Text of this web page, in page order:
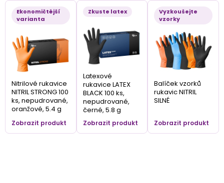
Ekonomičtější
varianta
Nitrilové rukavice
NITRIL STRONG 100
ks, nepudrované,
oranžové, 5.4 g
Zobrazit produkt
Zkuste latex
Latexové
rukavice LATEX
BLACK 100 ks,
nepudrované,
černé, 5.8 g
Zobrazit produkt
Vyzkoušejte
vzorky
Balíček vzorků
rukavic NITRIL
SILNÉ
Zobrazit produkt